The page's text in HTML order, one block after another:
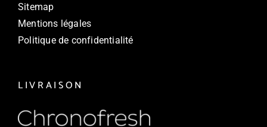
Sitemap
Mentions légales
Politique de confidentialité
LIVRAISON